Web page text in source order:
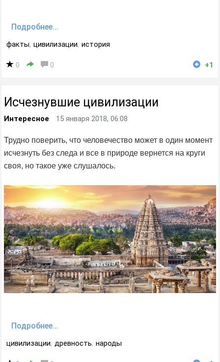
Подробнее...
факты, цивилизации, история
0 0 +1
Исчезнувшие цивилизации
Интересное 15 января 2018, 06:08
Трудно поверить, что человечество может в один момент
исчезнуть без следа и все в природе вернется на круги
своя, но такое уже слушалось.
Подробнее...
цивилизации, древность, народы